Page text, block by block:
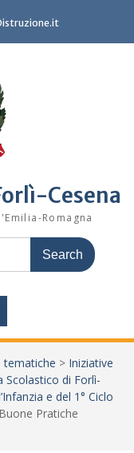
Cesena
Romagna
tematiche > Iniziative
Scolastico di Forlì-
e del 1° Ciclo
Pratiche